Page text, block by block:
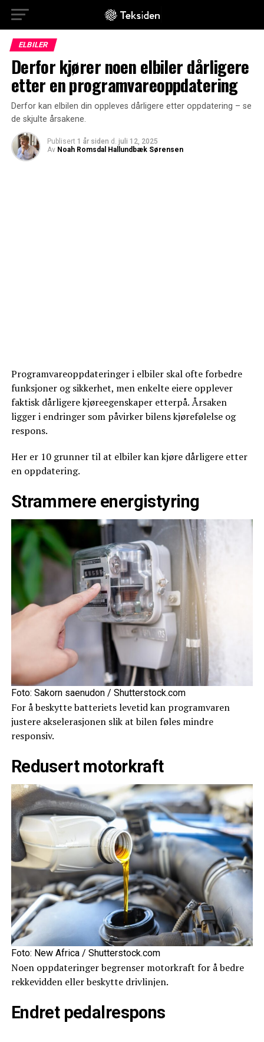
ELBILER
Derfor kjører noen elbiler dårligere
etter en programvareoppdatering
Derfor kan elbilen din oppleves dårligere etter oppdatering – se
de skjulte årsakene.
Publisert 1 år siden d. juli 12, 2025
Av Noah Romsdal Hallundbæk Sørensen
Programvareoppdateringer i elbiler skal ofte forbedre
funksjoner og sikkerhet, men enkelte eiere opplever
faktisk dårligere kjøreegenskaper etterpå. Årsaken
ligger i endringer som påvirker bilens kjørefølelse og
respons.
Her er 10 grunner til at elbiler kan kjøre dårligere etter
en oppdatering.
Strammere energistyring
Foto: Sakorn saenudon / Shutterstock.com
For å beskytte batteriets levetid kan programvaren
justere akselerasjonen slik at bilen føles mindre
responsiv.
Redusert motorkraft
Foto: New Africa / Shutterstock.com
Noen oppdateringer begrenser motorkraft for å bedre
rekkevidden eller beskytte drivlinjen.
Endret pedalrespons